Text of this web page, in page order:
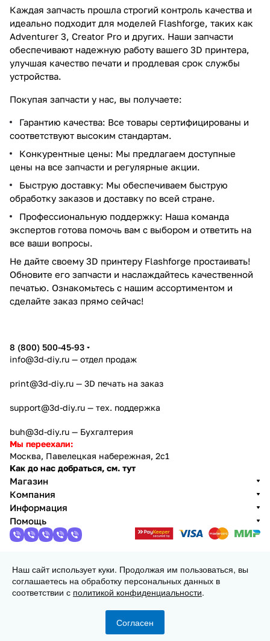
Каждая запчасть прошла строгий контроль качества и
идеально подходит для моделей Flashforge, таких как
Adventurer 3, Creator Pro и других. Наши запчасти
обеспечивают надежную работу вашего 3D принтера,
улучшая качество печати и продлевая срок службы
устройства.
Покупая запчасти у нас, вы получаете:
Гарантию качества: Все товары сертифицированы и
соответствуют высоким стандартам.
Конкурентные цены: Мы предлагаем доступные
цены на все запчасти и регулярные акции.
Быструю доставку: Мы обеспечиваем быструю
обработку заказов и доставку по всей стране.
Профессиональную поддержку: Наша команда
экспертов готова помочь вам с выбором и ответить на
все ваши вопросы.
Не дайте своему 3D принтеру Flashforge простаивать!
Обновите его запчасти и наслаждайтесь качественной
печатью. Ознакомьтесь с нашим ассортиментом и
сделайте заказ прямо сейчас!
8 (800) 500-45-93
info@3d-diy.ru — отдел продаж
print@3d-diy.ru — 3D печать на заказ
support@3d-diy.ru — тех. поддержка
buh@3d-diy.ru — Бухгалтерия
Мы переехали:
Москва, Павелецкая набережная, 2с1
Как до нас добраться, см. тут
Магазин
Компания
Информация
Помощь
2013 - 2026 © 3DiY (Тридиай) - интернет-магазин
комплектующих для 3D принтеров, ЧПУ станков и
робототехники
Наш сайт использует куки. Продолжая им пользоваться, вы
соглашаетесь на обработку персональных данных в
соответствии с политикой конфиденциальности.
Согласен